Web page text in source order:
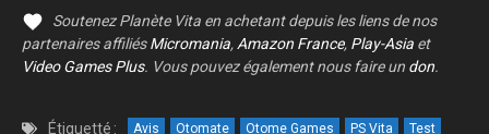
Soutenez Planète Vita en achetant depuis les liens de nos
partenaires affiliésMicromania, Amazon France, Play-Asia et
Video Games Plus. Vous pouvez également nous faire un don.
Étiquetté : Avis Otomate Otome Games PS Vita
Test